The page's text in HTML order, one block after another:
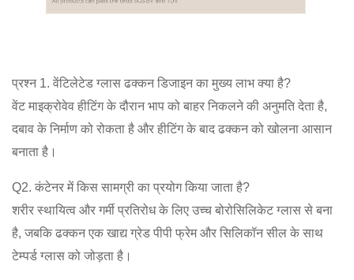
प्रश्न 1. वेंटिलेटेड ग्लास ढक्कन डिजाइन का मुख्य लाभ क्या है?
वेंट माइक्रोवेव हीटिंग के दौरान भाप को बाहर निकलने की अनुमति देता है,
दबाव के निर्माण को रोकता है और हीटिंग के बाद ढक्कन को खोलना आसान
बनाता है।
Q2. कंटेनर में किस सामग्री का प्रयोग किया जाता है?
शरीर स्थायित्व और गर्मी प्रतिरोध के लिए उच्च बोरोसिलिकेट ग्लास से बना
है, जबकि ढक्कन एक खाद्य ग्रेड पीपी फ्रेम और सिलिकॉन सील के साथ
टेम्पर्ड ग्लास को जोड़ता है।